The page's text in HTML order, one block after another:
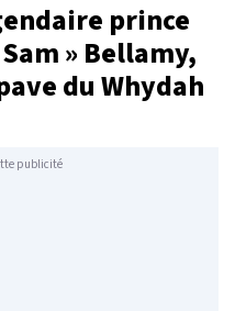
prince
» Bellamy,
du Whydah
publicité